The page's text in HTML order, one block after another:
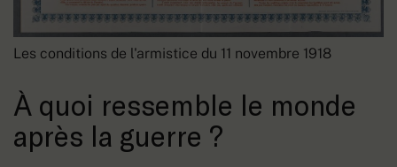
Les conditions de l'armistice du 11 novembre 1918
À quoi ressemble le monde
après la guerre ?